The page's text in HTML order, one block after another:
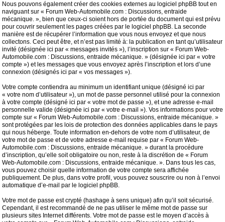
Nous pouvons également créer des cookies externes au logiciel phpBB tout en
naviguant sur « Forum Web-Automobile.com : Discussions, entraide
mécanique. », bien que ceux-ci soient hors de portée du document qui est prévu
pour couvrir seulement les pages créées par le logiciel phpBB. La seconde
manière est de récupérer l’information que vous nous envoyez et que nous
collectons. Ceci peut être, et n’est pas limité à: la publication en tant qu’utilisateur
invité (désignée ici par « messages invités »), l’inscription sur « Forum Web-
Automobile.com : Discussions, entraide mécanique. » (désignée ici par « votre
compte ») et les messages que vous envoyez après l’inscription et lors d’une
connexion (désignés ici par « vos messages »).
Votre compte contiendra au minimum un identifiant unique (désigné ici par
« votre nom d’utilisateur »), un mot de passe personnel utilisé pour la connexion
à votre compte (désigné ici par « votre mot de passe »), et une adresse e-mail
personnelle valide (désignée ici par « votre e-mail »). Vos informations pour votre
compte sur « Forum Web-Automobile.com : Discussions, entraide mécanique. »
sont protégées par les lois de protection des données applicables dans le pays
qui nous héberge. Toute information en-dehors de votre nom d’utilisateur, de
votre mot de passe et de votre adresse e-mail requise par « Forum Web-
Automobile.com : Discussions, entraide mécanique. » durant la procédure
d’inscription, qu’elle soit obligatoire ou non, reste à la discrétion de « Forum
Web-Automobile.com : Discussions, entraide mécanique. ». Dans tous les cas,
vous pouvez choisir quelle information de votre compte sera affichée
publiquement. De plus, dans votre profil, vous pouvez souscrire ou non à l’envoi
automatique d’e-mail par le logiciel phpBB.
Votre mot de passe est crypté (hashage à sens unique) afin qu’il soit sécurisé.
Cependant, il est recommandé de ne pas utiliser le même mot de passe sur
plusieurs sites Internet différents. Votre mot de passe est le moyen d’accès à